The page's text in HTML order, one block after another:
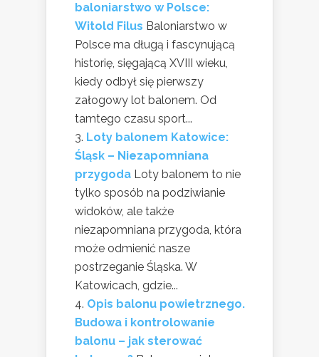
baloniarstwo w Polsce:
Witold Filus Baloniarstwo w
Polsce ma długą i fascynującą
historię, sięgającą XVIII wieku,
kiedy odbył się pierwszy
załogowy lot balonem. Od
tamtego czasu sport...
Loty balonem Katowice:
Śląsk – Niezapomniana
przygoda Loty balonem to nie
tylko sposób na podziwianie
widoków, ale także
niezapomniana przygoda, która
może odmienić nasze
postrzeganie Śląska. W
Katowicach, gdzie...
Opis balonu powietrznego.
Budowa i kontrolowanie
balonu – jak sterować